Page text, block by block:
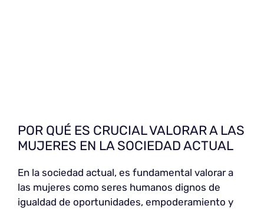
POR QUÉ ES CRUCIAL VALORAR A LAS
MUJERES EN LA SOCIEDAD ACTUAL
En la sociedad actual, es fundamental valorar a
las mujeres como seres humanos dignos de
igualdad de oportunidades, empoderamiento y